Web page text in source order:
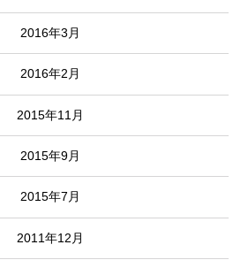
2016年3月
2016年2月
2015年11月
2015年9月
2015年7月
2011年12月